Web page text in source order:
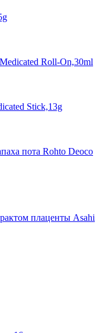
Roll-On,30ml
Stick,13g
пота Rohto Deoco
плаценты Asahi